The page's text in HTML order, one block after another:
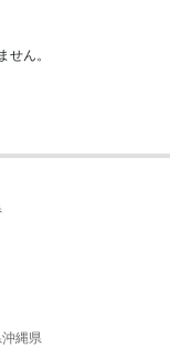
ん。
沖縄県